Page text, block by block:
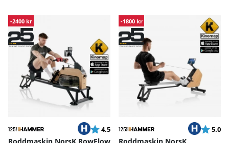
-2400 kr
Betyg:
4.5 utav 5 stjärnor
-1800 kr
Betyg:
5.0